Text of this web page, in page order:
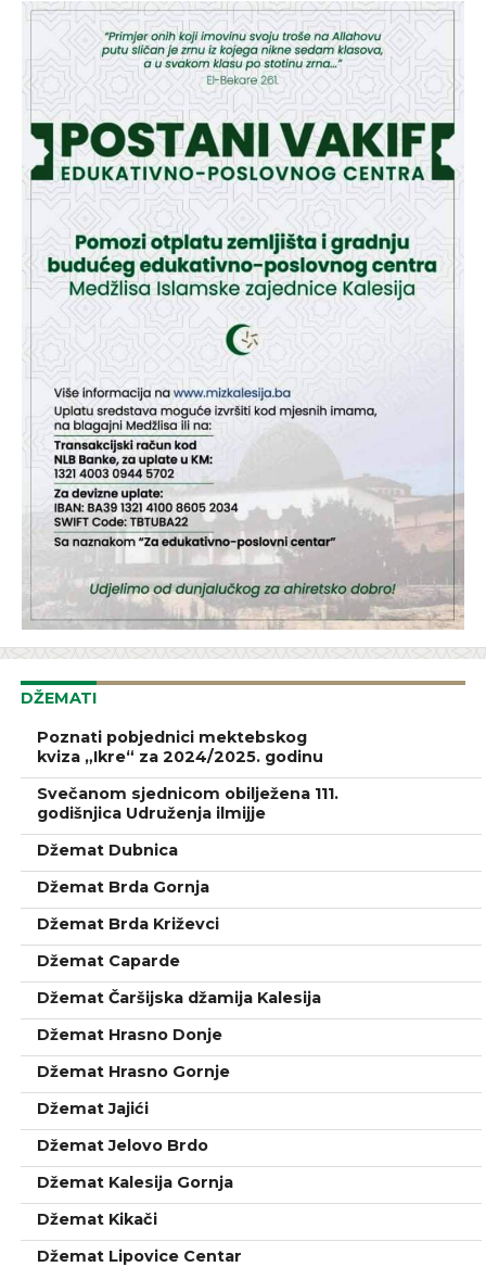
DŽEMATI
Poznati pobjednici mektebskog
kviza „Ikre“ za 2024/2025. godinu
Svečanom sjednicom obilježena 111.
godišnjica Udruženja ilmijje
Džemat Dubnica
Džemat Brda Gornja
Džemat Brda Križevci
Džemat Caparde
Džemat Čaršijska džamija Kalesija
Džemat Hrasno Donje
Džemat Hrasno Gornje
Džemat Jajići
Džemat Jelovo Brdo
Džemat Kalesija Gornja
Džemat Kikači
Džemat Lipovice Centar